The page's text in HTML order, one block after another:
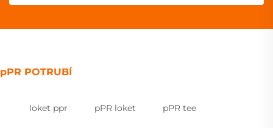
pPR POTRUBÍ
loket ppr pPR loket pPR tee